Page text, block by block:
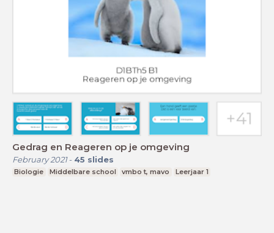
Gedrag en Reageren op je omgeving
February 2021- 45 slides
Biologie Middelbare school vmbo t, mavo Leerjaar 1